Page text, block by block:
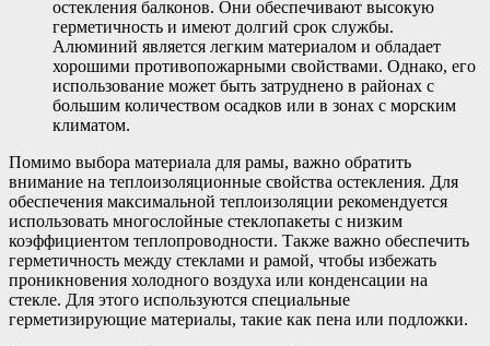
остекления балконов. Они обеспечивают высокую
герметичность и имеют долгий срок службы.
Алюминий является легким материалом и обладает
хорошими противопожарными свойствами. Однако, его
использование может быть затруднено в районах с
большим количеством осадков или в зонах с морским
климатом.
Помимо выбора материала для рамы, важно обратить
внимание на теплоизоляционные свойства остекления. Для
обеспечения максимальной теплоизоляции рекомендуется
использовать многослойные стеклопакеты с низким
коэффициентом теплопроводности. Также важно обеспечить
герметичность между стеклами и рамой, чтобы избежать
проникновения холодного воздуха или конденсации на
стекле. Для этого используются специальные
герметизирующие материалы, такие как пена или подложки.